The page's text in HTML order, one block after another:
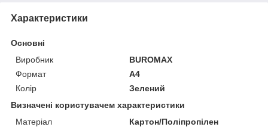
Характеристики
Основні
Виробник
BUROMAX
Формат
A4
Колір
Зелений
Визначені користувачем характеристики
Матеріал
Картон/Поліпропілен